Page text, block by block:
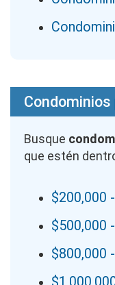
Busque
que estén
$200,000
$500,000
$800,000